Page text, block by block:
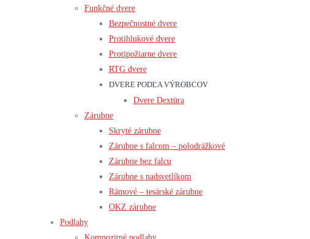
Funkčné dvere
Bezpečnostné dvere
Protihlukové dvere
Protipožiarne dvere
RTG dvere
DVERE PODĽA VÝROBCOV
Dvere Dextüra
Zárubne
Skryté zárubne
Zárubne s falcom – polodrážkové
Zárubne bez falcu
Zárubne s nadsvetlíkom
Rámové – tesárské zárubne
OKZ zárubne
Podlahy